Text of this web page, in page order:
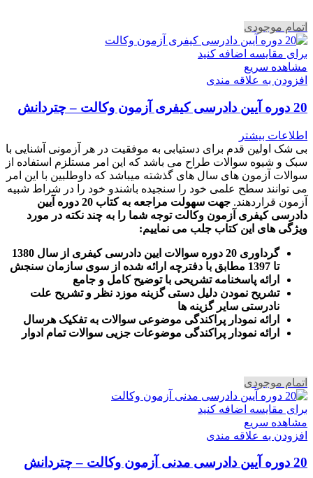
اتمام موجودی
برای مقایسه اضافه کنید
مشاهده سریع
افزودن به علاقه مندی
20 دوره آیین دادرسی کیفری آزمون وکالت – چتردانش
اطلاعات بیشتر
بی شک اولین قدم برای دستیابی به موفقیت در هر آزمونی آشنایی با
سبک و شیوه سوالات طراح می باشد که این امر مستلزم استفاده از
سوالات آزمون های سال های گذشته میباشد که داوطلبین با این امر
می توانند سطح علمی خود را سنجیده باشندو خود را در شراط شبیه
آزمون قراردهند.
جهت سهولت مراجعه به کتاب 20 دوره آیین
دادرسی کیفری آزمون وکالت توجه شما را به چند نکته در مورد
ویژگی های این کتاب جلب می نماییم:
گرداوری 20 دوره سوالات ایین دادرسی کیفری از سال 1380
تا 1397 مطابق با دفترچه ارائه شده از سوی سازمان سنجش
ارائه پاسخنامه تشریحی با توضیح کامل و جامع
تشریح نمودن دلیل دستی گزینه موزد نظر و تشریح علت
نادرستی سایر گزینه ها
ارائه نمودار پراکندگی موضوعی سوالات به تفکیک هرسال
رائه نمودار پراکندگی موضوعات جزیی سوالات تمام ادوار
اتمام موجودی
برای مقایسه اضافه کنید
مشاهده سریع
افزودن به علاقه مندی
20 دوره آیین دادرسی مدنی آزمون وکالت – چتردانش